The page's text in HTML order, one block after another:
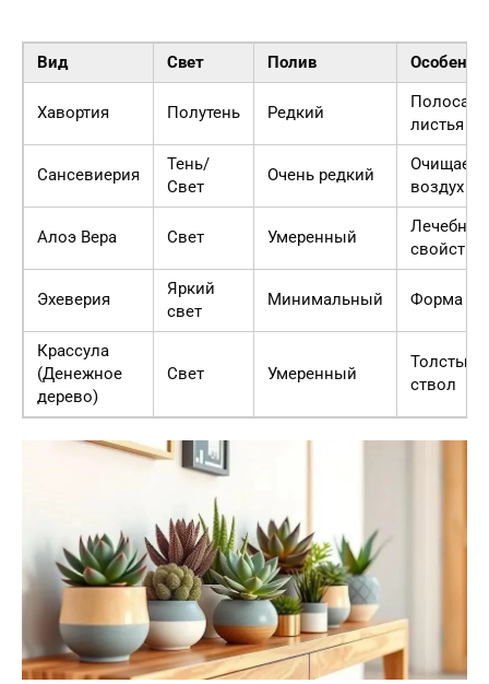
Вид Свет Полив
Хавортия Полутень Редкий
листья
Сансевиерия
Тень/
Свет
Очень редкий
Очищает
воздух
Алоэ Вера Свет Умеренный
Лечебные
свойства
Эхеверия
Яркий
свет
Минимальный Форма
Крассула
(Денежное
дерево)
Свет Умеренный
Толстый
ствол